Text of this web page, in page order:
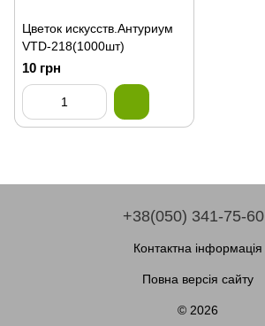
Цветок искусств.Антуриум
VTD-218(1000шт)
10 грн
+38(050) 341-75-60
Контактна інформація
Повна версія сайту
© 2026